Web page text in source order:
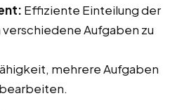
Effiziente Einteilung der
Aufgaben zu
mehrere Aufgaben